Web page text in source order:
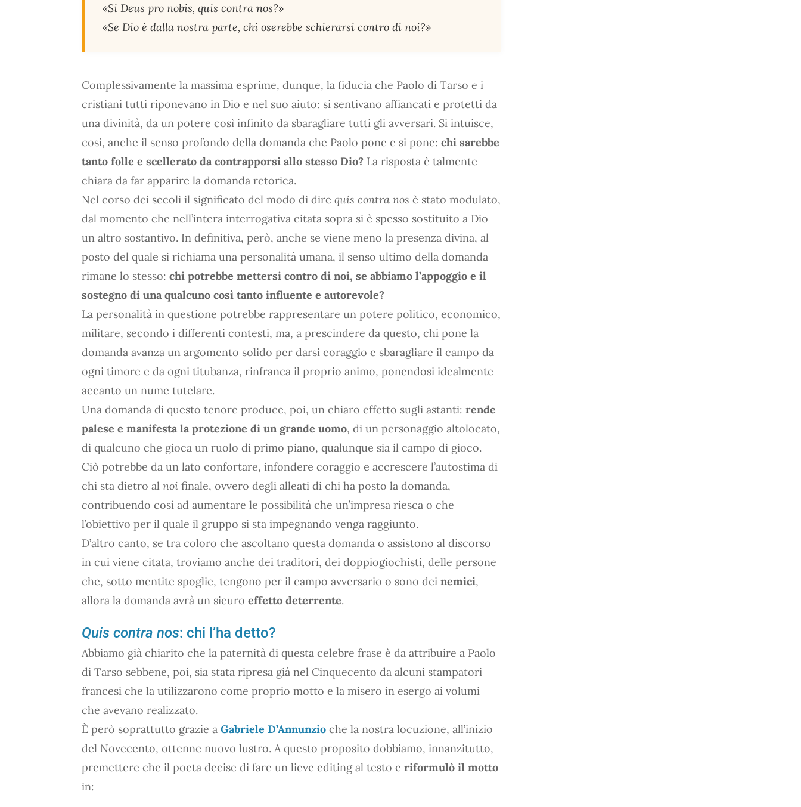
«Si Deus pro nobis, quis contra nos?»
«Se Dio è dalla nostra parte, chi oserebbe schierarsi contro di noi?»
Complessivamente la massima esprime, dunque, la fiducia che Paolo di Tarso e i
cristiani tutti riponevano in Dio e nel suo aiuto: si sentivano affiancati e protetti da
una divinità, da un potere così infinito da sbaragliare tutti gli avversari. Si intuisce,
così, anche il senso profondo della domanda che Paolo pone e si pone: chi sarebbe
tanto folle e scellerato da contrapporsi allo stesso Dio? La risposta è talmente
chiara da far apparire la domanda retorica.
Nel corso dei secoli il significato del modo di dire quis contra nos è stato modulato,
dal momento che nell’intera interrogativa citata sopra si è spesso sostituito a Dio
un altro sostantivo. In definitiva, però, anche se viene meno la presenza divina, al
posto del quale si richiama una personalità umana, il senso ultimo della domanda
rimane lo stesso: chi potrebbe mettersi contro di noi, se abbiamo l’appoggio e il
sostegno di una qualcuno così tanto influente e autorevole?
La personalità in questione potrebbe rappresentare un potere politico, economico,
militare, secondo i differenti contesti, ma, a prescindere da questo, chi pone la
domanda avanza un argomento solido per darsi coraggio e sbaragliare il campo da
ogni timore e da ogni titubanza, rinfranca il proprio animo, ponendosi idealmente
accanto un nume tutelare.
Una domanda di questo tenore produce, poi, un chiaro effetto sugli astanti: rende
palese e manifesta la protezione di un grande uomo, di un personaggio altolocato,
di qualcuno che gioca un ruolo di primo piano, qualunque sia il campo di gioco.
Ciò potrebbe da un lato confortare, infondere coraggio e accrescere l’autostima di
chi sta dietro al noi finale, ovvero degli alleati di chi ha posto la domanda,
contribuendo così ad aumentare le possibilità che un’impresa riesca o che
l’obiettivo per il quale il gruppo si sta impegnando venga raggiunto.
D’altro canto, se tra coloro che ascoltano questa domanda o assistono al discorso
in cui viene citata, troviamo anche dei traditori, dei doppiogiochisti, delle persone
che, sotto mentite spoglie, tengono per il campo avversario o sono dei nemici,
allora la domanda avrà un sicuro effetto deterrente.
Quis contra nos: chi l’ha detto?
Abbiamo già chiarito che la paternità di questa celebre frase è da attribuire a Paolo
di Tarso sebbene, poi, sia stata ripresa già nel Cinquecento da alcuni stampatori
francesi che la utilizzarono come proprio motto e la misero in esergo ai volumi
che avevano realizzato.
È però soprattutto grazie a Gabriele D’Annunzio che la nostra locuzione, all’inizio
del Novecento, ottenne nuovo lustro. A questo proposito dobbiamo, innanzitutto,
premettere che il poeta decise di fare un lieve editing al testo e riformulò il motto
in: